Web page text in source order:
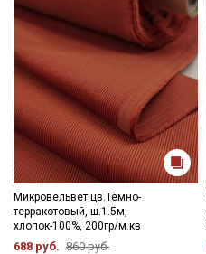
Микровельвет цв.Темно-
терракотовый, ш.1.5м,
хлопок-100%, 200гр/м.кв
688 руб. 860 руб.